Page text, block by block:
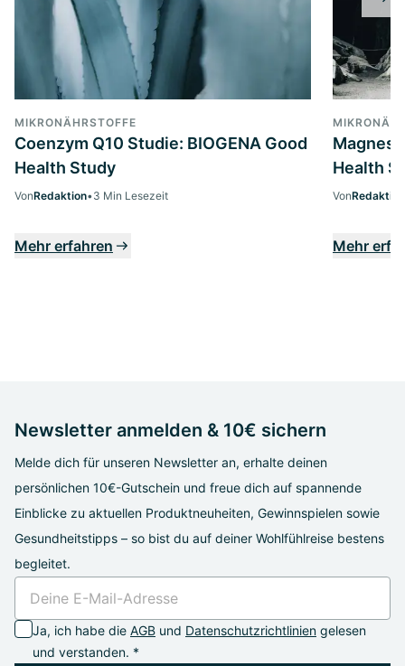
MIKRONÄHRSTOFFE
Coenzym Q10 Studie: BIOGENA Good
Health Study
VonRedaktion•3 Min Lesezeit
Mehr erfahren
Health
VonRedaktion
Mehr
Newsletter anmelden & 10€ sichern
Melde dich für unseren Newsletter an, erhalte deinen
persönlichen 10€-Gutschein und freue dich auf spannende
Einblicke zu aktuellen Produktneuheiten, Gewinnspielen sowie
Gesundheitstipps – so bist du auf deiner Wohlfühlreise bestens
begleitet.
Ja, ich habe die AGB und Datenschutzrichtlinien gelesen
und verstanden. *